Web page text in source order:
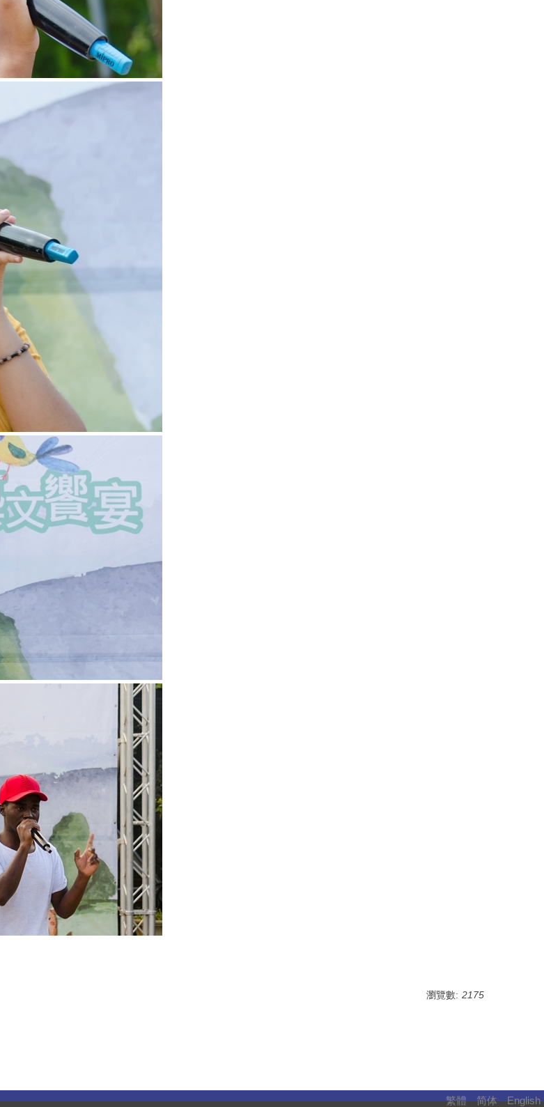
瀏覽數: 2175
繁體 简体 English